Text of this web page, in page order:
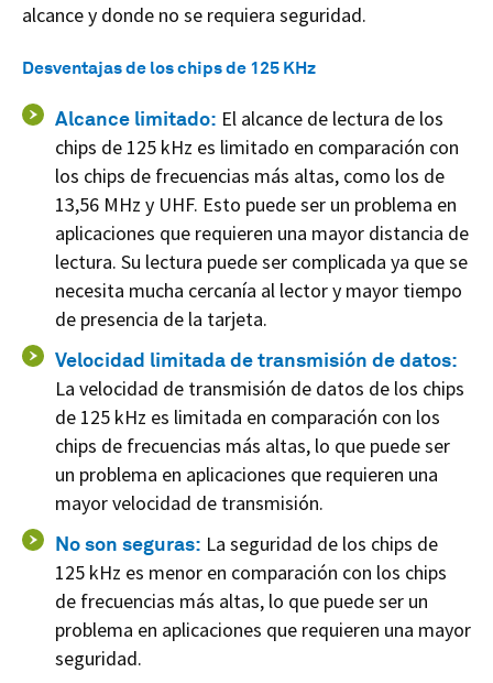
alcance y donde no se requiera seguridad.
Desventajas de los chips de 125 KHz
Alcance limitado: El alcance de lectura de los
chips de 125 kHz es limitado en comparación con
los chips de frecuencias más altas, como los de
13,56 MHz y UHF. Esto puede ser un problema en
aplicaciones que requieren una mayor distancia de
lectura. Su lectura puede ser complicada ya que se
necesita mucha cercanía al lector y mayor tiempo
de presencia de la tarjeta.
Velocidad limitada de transmisión de datos:
La velocidad de transmisión de datos de los chips
de 125 kHz es limitada en comparación con los
chips de frecuencias más altas, lo que puede ser
un problema en aplicaciones que requieren una
mayor velocidad de transmisión.
No son seguras: La seguridad de los chips de
125 kHz es menor en comparación con los chips
de frecuencias más altas, lo que puede ser un
problema en aplicaciones que requieren una mayor
seguridad.